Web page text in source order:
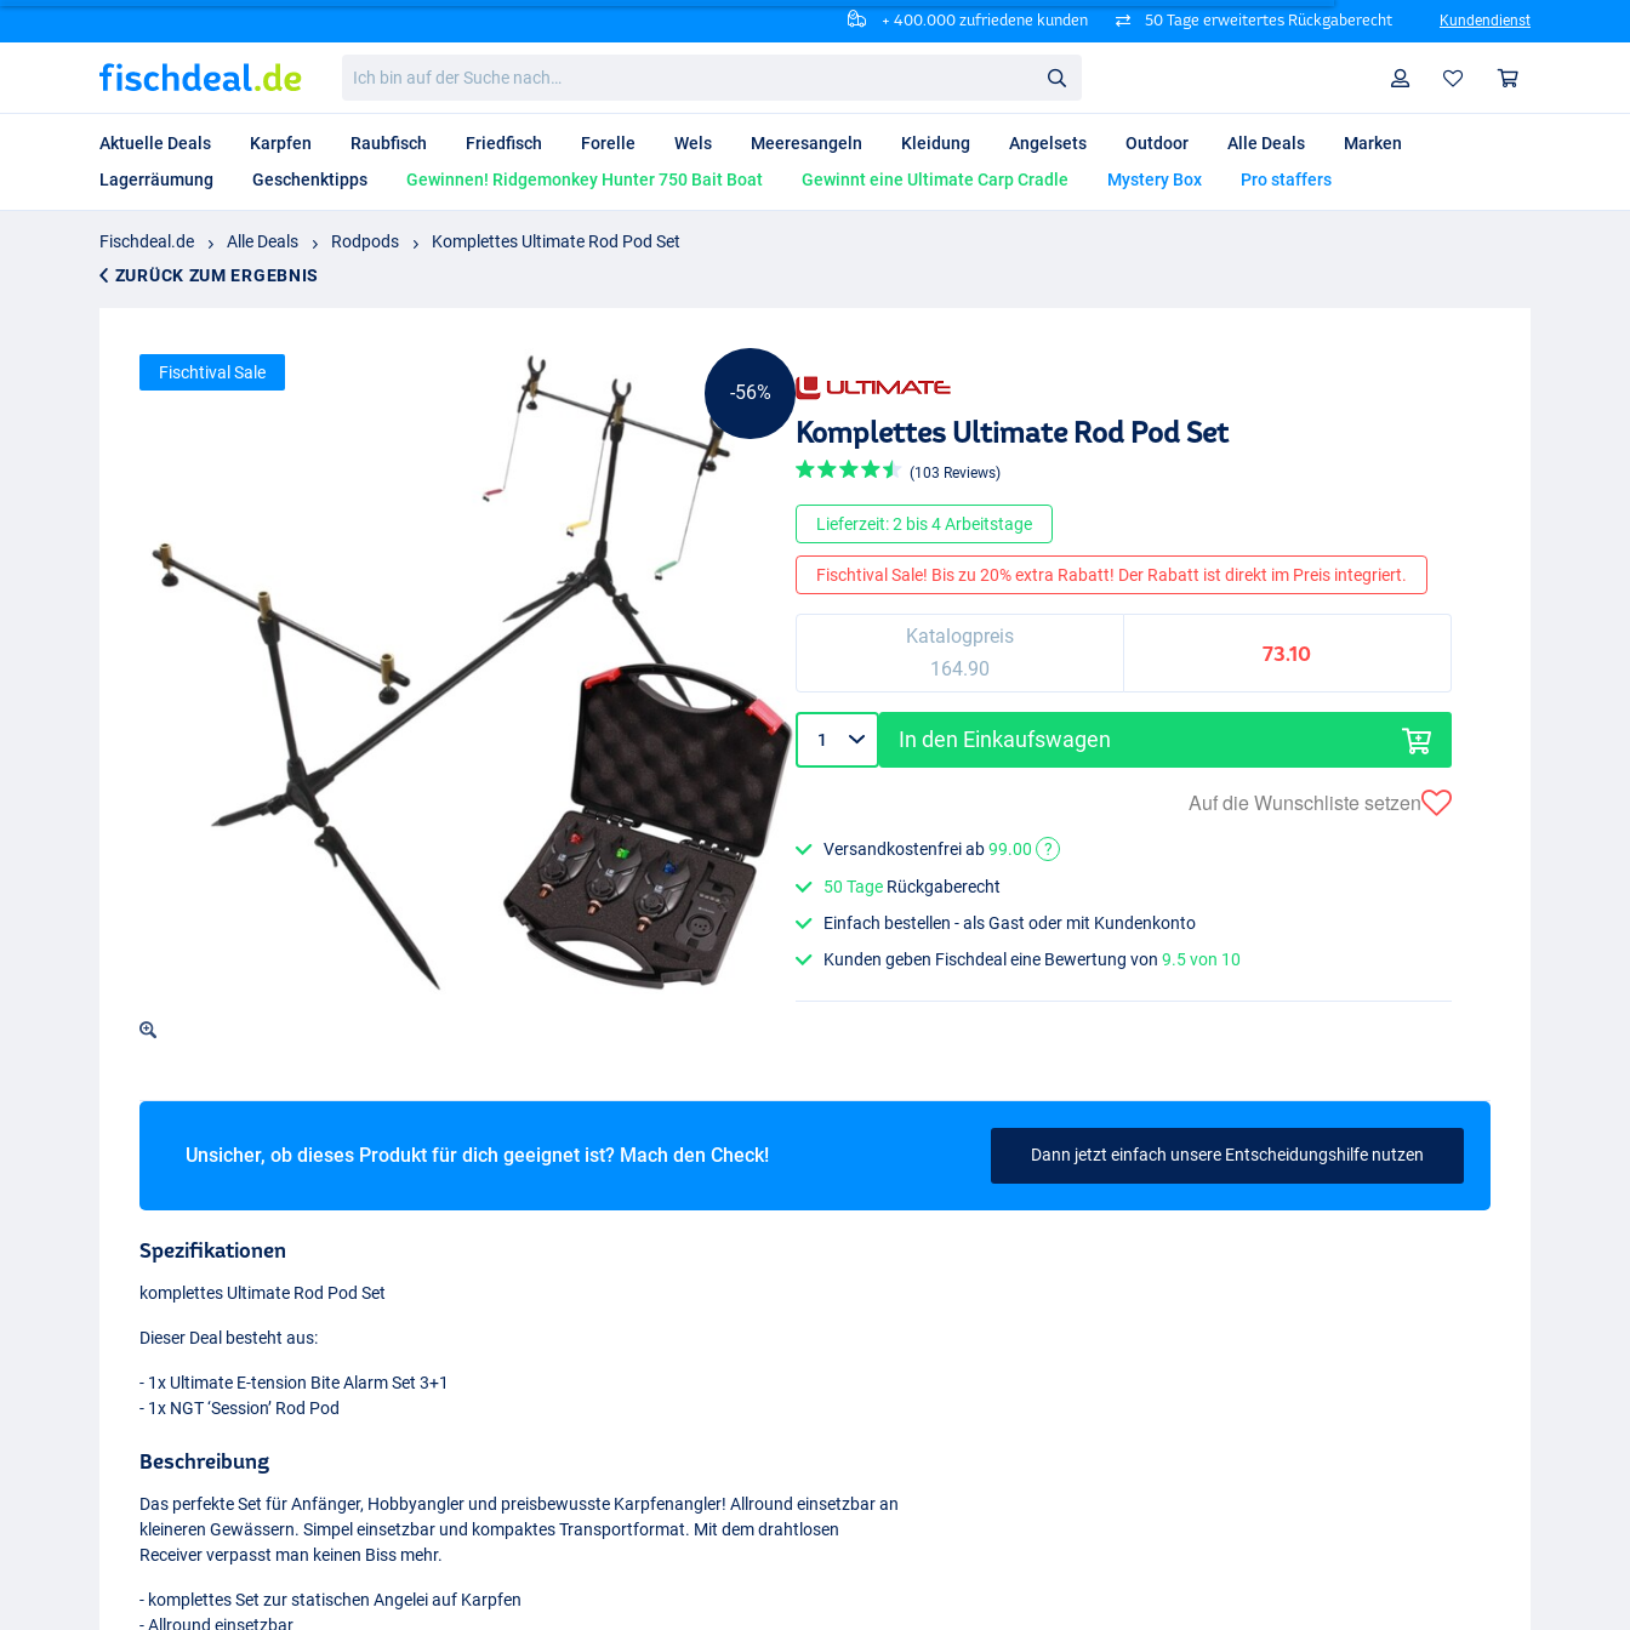
+ 400.000 zufriedene kunden 50 Tage erweitertes Rückgaberecht Kundendienst
bin
auf
Suche
nach…
Profil
Aktuelle Deals Karpfen Raubfisch Friedfisch Forelle Wels Meeresangeln Kleidung Angelsets Outdoor Alle Deals
Marken
Lagerräumung
Geschenktipps Gewinnen! Ridgemonkey Hunter 750 Bait Boat Gewinnt eine Ultimate Carp Cradle Mystery Box Pro staffers
Fischdeal.de Alle Deals Rodpods
Komplettes Ultimate Rod Pod Set
ZURÜCK ZUM ERGEBNIS
-56%
Fischtival Sale
Komplettes Ultimate Rod Pod Set
(103 Reviews)
Lieferzeit: 2 bis 4 Arbeitstage
Fischtival Sale! Bis zu 20% extra Rabatt! Der Rabatt ist direkt im Preis integriert.
Katalogpreis
164.90
73.10
In den Einkaufswagen
Auf die Wunschliste setzen
Versandkostenfrei ab99.00
?
50 Tage Rückgaberecht
Einfach bestellen - als Gast oder mit Kundenkonto
Kunden geben Fischdeal eine Bewertung von9.5 von 10
Unsicher, ob dieses Produkt für dich geeignet ist? Mach den Check! Dann jetzt einfach unsere Entscheidungshilfe nutzen
Spezifikationen
komplettes Ultimate Rod Pod Set
Dieser Deal besteht aus:
- 1x Ultimate E-tension Bite Alarm Set 3+1
- 1x NGT‘Session’ Rod Pod
Beschreibung
Das perfekte Set für Anfänger, Hobbyangler und preisbewusste Karpfenangler! Allround einsetzbar an
kleineren Gewässern. Simpel einsetzbar und kompaktes Transportformat. Mit dem drahtlosen
Receiver verpasst man keinen Biss mehr.
- komplettes Set zur statischen Angelei auf Karpfen
- Allround einsetzbar